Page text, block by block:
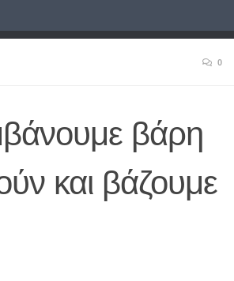
0
βάρη
και βάζουμε